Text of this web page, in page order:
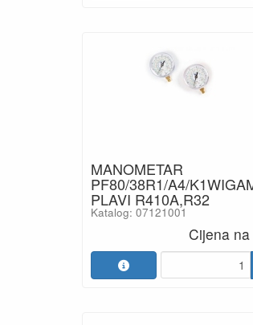
MANOMETAR
PF80/38R1/A4/
PLAVI R410A,R32
Katalog: 07121001
Cijena